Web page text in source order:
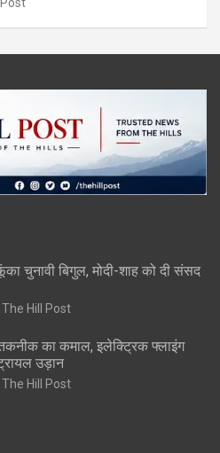
चुनावी बिगुल, मोदी-शाह को दी संसद
The Hill Post
का कमाल, इलेक्ट्रिक फ्लाइंग
उड़ान
The Hill Post